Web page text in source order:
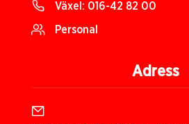
Växel: 016-42 82 00
Personal
Adress